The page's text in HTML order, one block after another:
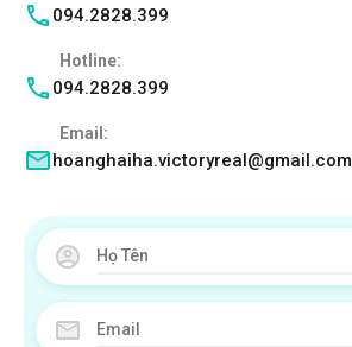
094.2828.399
Hotline:
094.2828.399
Email:
hoanghaiha.victoryreal@gmail.com